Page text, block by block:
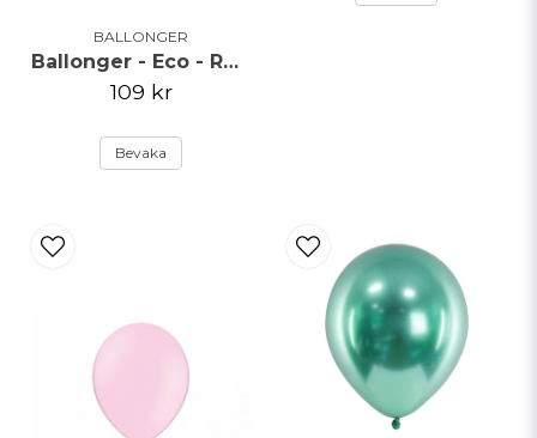
BALLONGER
Ballonger - Eco - Roséguld
109 kr
Bevaka